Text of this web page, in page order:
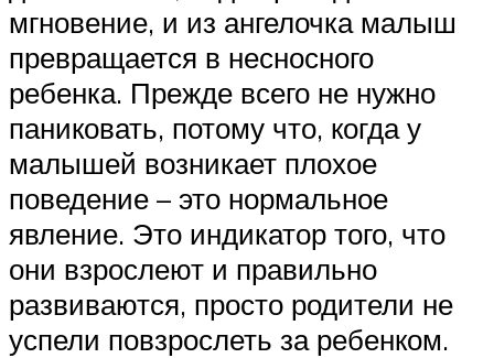
мгновение, и из ангелочка малыш
превращается в несносного
ребенка. Прежде всего не нужно
паниковать, потому что, когда у
малышей возникает плохое
поведение – это нормальное
явление. Это индикатор того, что
они взрослеют и правильно
развиваются, просто родители не
успели повзрослеть за ребенком.